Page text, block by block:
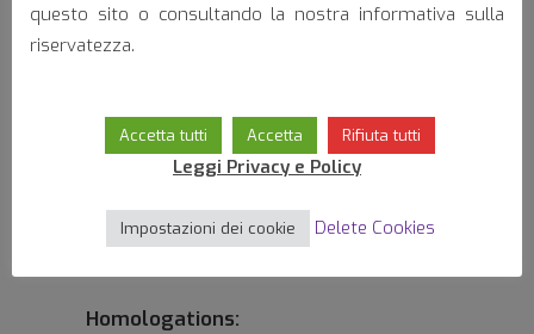
Homologations:
questo sito o consultando la nostra informativa sulla
riservatezza.
Accetta tutti Accetta Rifiuta tutti
Leggi Privacy e Policy
Impostazioni dei cookie Delete Cookies